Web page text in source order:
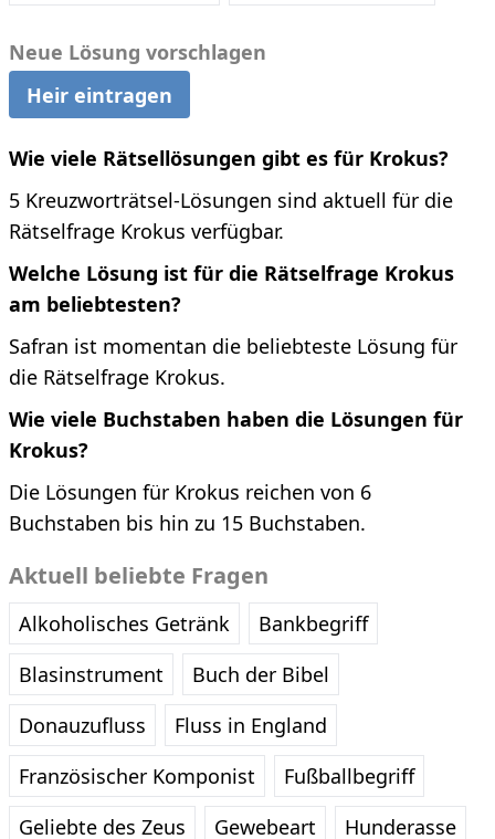
Neue Lösung vorschlagen
Heir eintragen
Wie viele Rätsellösungen gibt es für Krokus?
5 Kreuzworträtsel-Lösungen sind aktuell für die
Rätselfrage Krokus verfügbar.
Welche Lösung ist für die Rätselfrage Krokus
am beliebtesten?
Safran ist momentan die beliebteste Lösung für
die Rätselfrage Krokus.
Wie viele Buchstaben haben die Lösungen für
Krokus?
Die Lösungen für Krokus reichen von 6
Buchstaben bis hin zu 15 Buchstaben.
Aktuell beliebte Fragen
Alkoholisches Getränk
Bankbegriff
Blasinstrument
Buch der Bibel
Donauzufluss
Fluss in England
Französischer Komponist
Fußballbegriff
Geliebte des Zeus
Gewebeart Hunderasse